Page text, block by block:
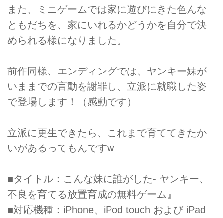
また、ミニゲームでは家に遊びにきた色んな
ともだちを、家にいれるかどうかを自分で決
められる様になりました。
前作同様、エンディングでは、ヤンキー妹が
いままでの言動を謝罪し、立派に就職した姿
で登場します！（感動です）
立派に更生できたら、これまで育ててきたか
いがあるってもんですw
■タイトル：こんな妹に誰がした- ヤンキー、
不良を育てる放置育成の無料ゲーム』
■対応機種：iPhone、iPod touch および iPad